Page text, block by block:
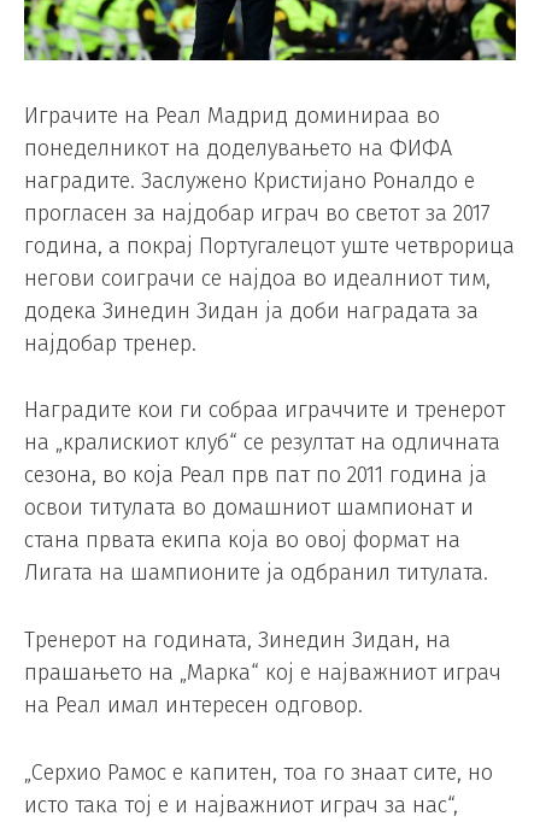
Играчите на Реал Мадрид доминираа во
понеделникот на доделувањето на ФИФА
наградите. Заслужено Кристијано Роналдо е
прогласен за најдобар играч во светот за 2017
година, а покрај Португалецот уште четврорица
негови соиграчи се најдоа во идеалниот тим,
додека Зинедин Зидан ја доби наградата за
најдобар тренер.
Наградите кои ги собраа играччите и тренерот
на „кралискиот клуб“ се резултат на одличната
сезона, во која Реал прв пат по 2011 година ја
освои титулата во домашниот шампионат и
стана првата екипа која во овој формат на
Лигата на шампионите ја одбранил титулата.
Тренерот на годината, Зинедин Зидан, на
прашањето на „Марка“ кој е најважниот играч
на Реал имал интересен одговор.
„Серхио Рамос е капитен, тоа го знаат сите, но
исто така тој е и најважниот играч за нас“,